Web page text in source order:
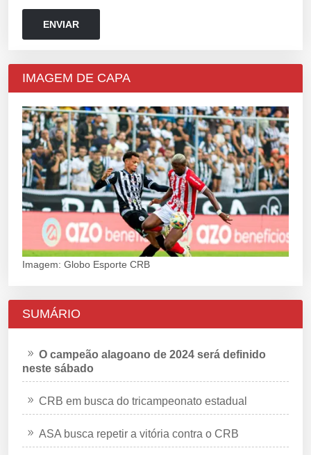
IMAGEM DE CAPA
Imagem: Globo Esporte CRB
SUMÁRIO
O campeão alagoano de 2024 será definido
neste sábado
CRB em busca do tricampeonato estadual
ASA busca repetir a vitória contra o CRB